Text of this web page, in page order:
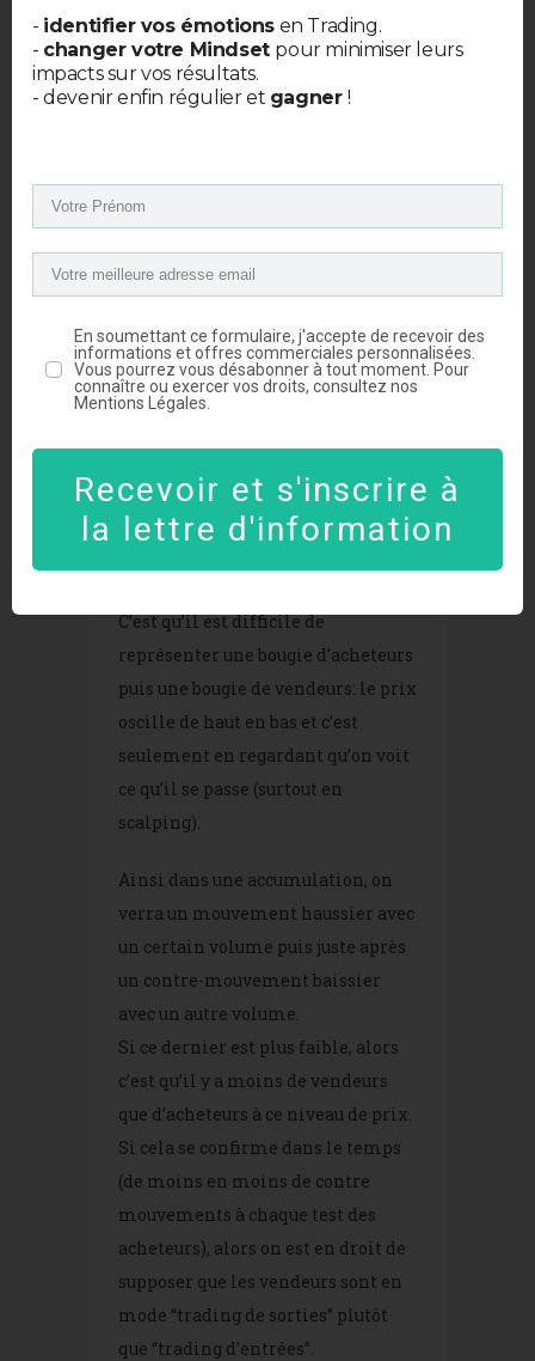
Nous sommes en direct 🙂
Mais dans tous les cas, je parle des
graphiques en direct et non des
graphiques a posteriori.
Quand on regarde un graphique en
direct on voit tout de suite s’il y a
plus d’acheteurs que de vendeurs à
C’est qu’il est difficile de
représenter une bougie d’acheteurs
puis une bougie de vendeurs: le prix
oscille de haut en bas et c’est
seulement en regardant qu’on voit
ce qu’il se passe (surtout en
scalping).
Ainsi dans une accumulation, on
verra un mouvement haussier avec
un certain volume puis juste après
un contre-mouvement baissier
avec un autre volume.
Si ce dernier est plus faible, alors
c’est qu’il y a moins de vendeurs
que d’acheteurs à ce niveau de prix.
Si cela se confirme dans le temps
(de moins en moins de contre
mouvements à chaque test des
acheteurs), alors on est en droit de
supposer que les vendeurs sont en
mode “trading de sorties” plutôt
que “trading d’entrées”.
- identifier vos émotions en Trading.
- changer votre Mindset pour minimiser leurs
impacts sur vos résultats.
- devenir enfin régulier et gagner!
En soumettant ce formulaire, j'accepte de recevoir des
informations et offres commerciales personnalisées.
Vous pourrez vous désabonner à tout moment. Pour
connaître ou exercer vos droits, consultez nos
Mentions Légales.
Recevoir et s'inscrire à
la lettre d'information